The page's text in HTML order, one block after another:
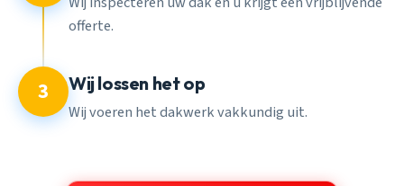
offerte.
3 Wij lossen het op
Wij voeren het dakwerk vakkundig uit.